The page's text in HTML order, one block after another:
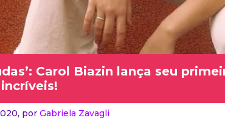
Carol Biazin lança seu
por Gabriela Zavagli